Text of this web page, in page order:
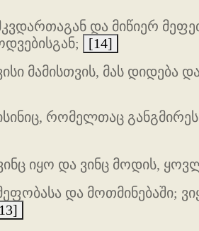
და მიწიერ
[14]
მამისთვის, მას დიდება
რომელთაც განგმირეს
იყო და ვინც მოდის,
და მოთმინებაში;